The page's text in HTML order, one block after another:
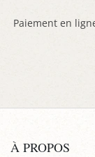
Paiement en
À PROPOS